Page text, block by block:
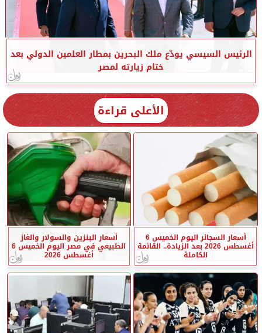
الرئيس السيسي يودّع ملك البحرين بمطار العلمين الدولي بعد
ختام زيارته لمصر
الأعلى قراءة
أسعار السجائر اليوم الخميس 6
أغسطس 2026 بعد الزيادة.. القائمة
الكاملة
أسعار البنزين والسولار والغاز
الطبيعي في مصر اليوم الخميس 6
أغسطس 2026